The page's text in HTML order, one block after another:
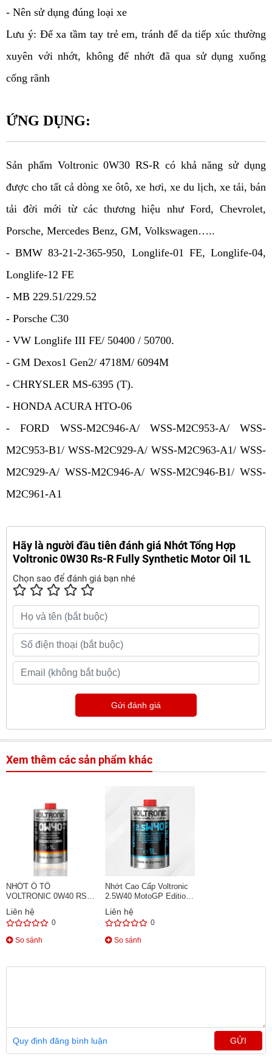
- Nên sử dụng đúng loại xe
Lưu ý: Để xa tầm tay trẻ em, tránh để da tiếp xúc thường
xuyên với nhớt, không để nhớt đã qua sử dụng xuống
cống rãnh
ỨNG DỤNG:
Sản phẩm Voltronic 0W30 RS-R có khả năng sử dụng
được cho tất cả dòng xe ôtô, xe hơi, xe du lịch, xe tải, bán
tải đời mới từ các thương hiệu như Ford, Chevrolet,
Porsche, Mercedes Benz, GM, Volkswagen…..
- BMW 83-21-2-365-950, Longlife-01 FE, Longlife-04,
Longlife-12 FE
- MB 229.51/229.52
- Porsche C30
- VW Longlife III FE/ 50400 / 50700.
- GM Dexos1 Gen2/ 4718M/ 6094M
- CHRYSLER MS-6395 (T).
- HONDA ACURA HTO-06
- FORD WSS-M2C946-A/ WSS-M2C953-A/ WSS-
M2C953-B1/ WSS-M2C929-A/ WSS-M2C963-A1/ WSS-
M2C929-A/ WSS-M2C946-A/ WSS-M2C946-B1/ WSS-
M2C961-A1
Hãy là người đầu tiên đánh giá Nhớt Tổng Hợp
Voltronic 0W30 Rs-R Fully Synthetic Motor Oil 1L
Chọn sao để đánh giá bạn nhé
Gửi đánh giá
Xem thêm các sản phẩm khác
NHỚT Ô TÔ
VOLTRONIC 0W40 RS
Liên hệ
0
So sánh
Nhớt Cao Cấp Voltronic
2.5W40 MotoGP Edition
Liên hệ
0
So sánh
Quy định đăng bình luận GỬI